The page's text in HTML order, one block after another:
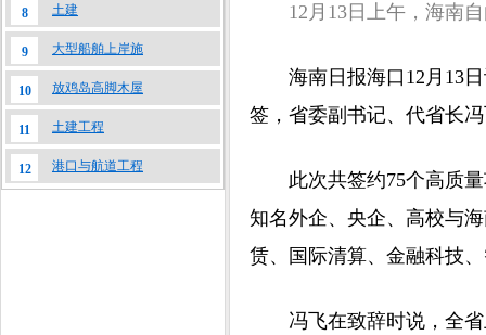
8 土建
9 大型船舶上岸施
10 放鸡岛高脚木屋
11 土建工程
12 港口与航道工程
12月13日上午，海南自
海南日报海口12月13日
签，省委副书记、代省长
此次共签约75个高质量
知名外企、央企、高校与
赁、国际清算、金融科技
冯飞在致辞时说，全省